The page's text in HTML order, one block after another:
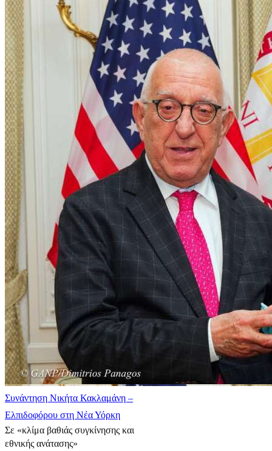
Συνάντηση Νικήτα Κακλαμάνη –
Ελπιδοφόρου στη Νέα Υόρκη
Σε «κλίμα βαθιάς συγκίνησης και
εθνικής ανάτασης»